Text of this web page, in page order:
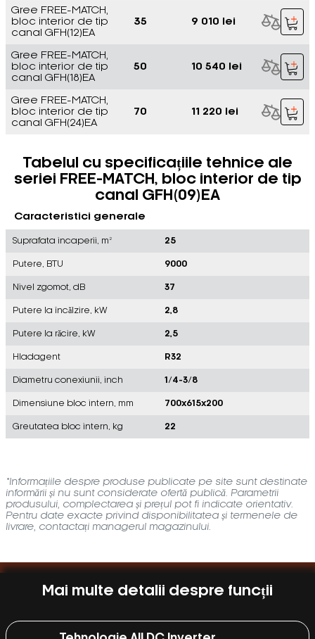
Gree FREE-MATCH,
bloc interior de tip
canal GFH(12)EA
35 9 010 lei
Gree FREE-MATCH,
bloc interior de tip
canal GFH(18)EA
50 10 540 lei
Gree FREE-MATCH,
bloc interior de tip
canal GFH(24)EA
70 11 220 lei
Tabelul cu specificațiile tehnice ale
seriei FREE-MATCH, bloc interior de tip
canal GFH(09)EA
Caracteristici generale
Suprafata incaperii, m² 25
Putere, BTU 9000
Nivel zgomot, dB 37
Putere la încălzire, kW 2,8
Putere la răcire, kW 2,5
Hladagent R32
Diametru conexiunii, inch 1/4-3/8
Dimensiune bloc intern, mm 700x615x200
Greutatea bloc intern, kg 22
*Informațiile despre produse publicate pe site sunt destinate
informării și nu sunt considerate ofertă publică. Parametrii
produsului, complectarea și prețul pot fi indicate orientativ.
Pentru date exacte privind disponibilitatea și termenele de
livrare, contactați managerul magazinului.
Mai multe detalii despre funcții